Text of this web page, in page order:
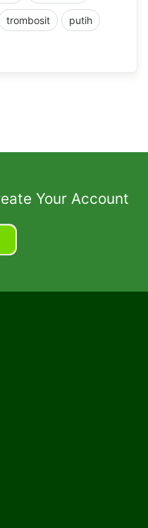
trombosit putih
Your Account